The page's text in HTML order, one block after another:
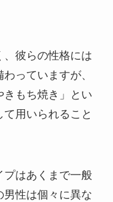
彼らの性格には
っていますが、
きもち焼き」とい
用いられること
プはあくまで一般
男性は個々に異な